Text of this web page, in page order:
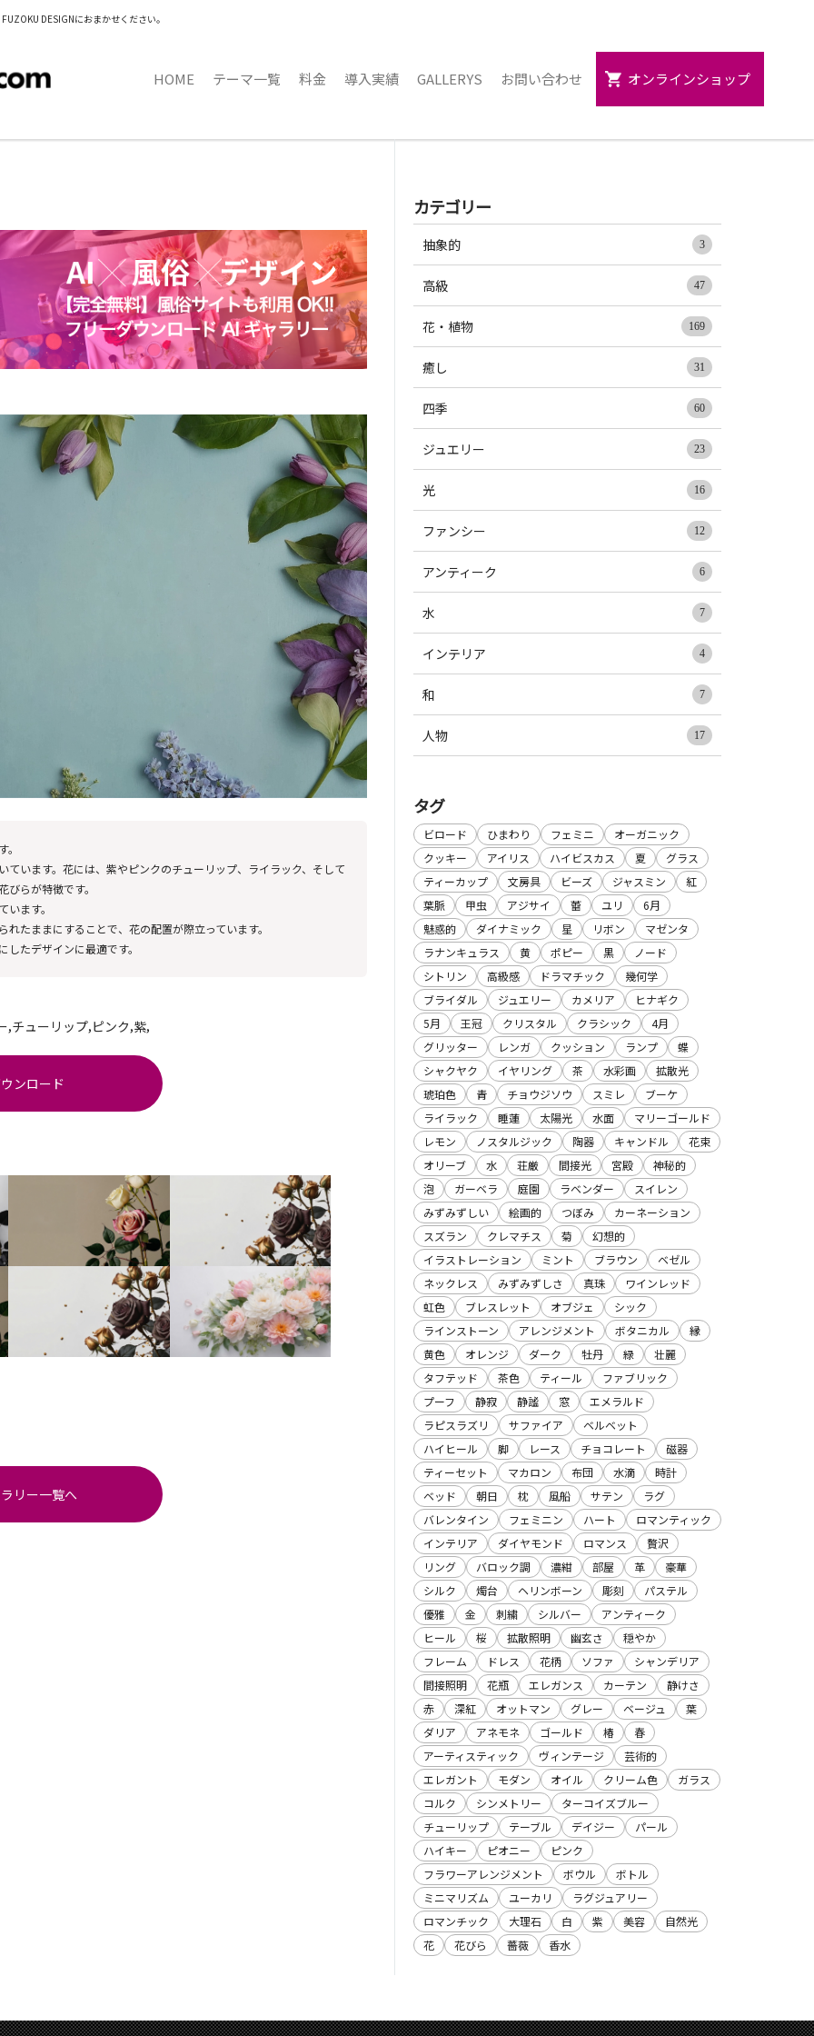
DESIGNにおまかせください。
HOME テーマ一覧 料金 導入実績 GALLERYS お問い合わせ オンラインショップ
います。花には、紫やピンクのチューリップ、ライラック、そして
らが特徴です。
ます。
たままにすることで、花の配置が際立っています。
たデザインに最適です。
,チューリップ,ピンク,紫,
ンロード
リー一覧へ
カテゴリー
抽象的 3
高級 47
花・植物 169
癒し 31
四季 60
ジュエリー 23
光 16
ファンシー 12
アンティーク 6
水 7
インテリア 4
和 7
人物 17
タグ
ビロード ひまわり フェミニ
オーガニック
クッキー
アイリス ハイビスカス 夏
グラス
ティーカップ
文房具 ビーズ ジャスミン
紅
葉脈
甲虫 アジサイ 蕾 ユリ
6月
魅惑的
ダイナミック 星 リボン
マゼンタ
ラナンキュラス
黄 ポピー 黒
ノード
シトリン
高級感 ドラマチック
幾何学
ブライダル
ジュエリー カメリア
ヒナギク
5月
王冠 クリスタル クラシック
4月
グリッター
レンガ クッション ランプ
蝶
シャクヤク
イヤリング 茶 水彩画
拡散光
琥珀色
青 チョウジソウ スミレ
ブーケ
ライラック
睡蓮 太陽光 水面
マリーゴールド
レモン
ノスタルジック 陶器 キャンドル
花束
オリーブ
水 荘厳 間接光 宮殿
神秘的
泡
ガーベラ 庭園 ラベンダー
スイレン
みずみずしい
絵画的 つぼみ
カーネーション
スズラン
クレマチス 菊
幻想的
イラストレーション
ミント ブラウン
ベゼル
ネックレス
みずみずしさ 真珠
ワインレッド
虹色
ブレスレット オブジェ
シック
ラインストーン
アレンジメント ボタニカル
縁
黄色
オレンジ ダーク 牡丹 緑
壮麗
タフテッド
茶色 ティール
ファブリック
プーフ
静寂 静謐 窓
エメラルド
ラピスラズリ
サファイア
ベルベット
ハイヒール
脚 レース チョコレート
磁器
ティーセット
マカロン 布団 水滴
時計
ベッド
朝日 枕 風船 サテン
ラグ
バレンタイン
フェミニン ハート
ロマンティック
インテリア
ダイヤモンド ロマンス
贅沢
リング
バロック調 濃紺 部屋 革
豪華
シルク
燭台 ヘリンボーン 彫刻
パステル
優雅
金 刺繍 シルバー
アンティーク
ヒール
桜 拡散照明 幽玄さ
穏やか
フレーム
ドレス 花柄 ソファ
シャンデリア
間接照明
花瓶 エレガンス カーテン
静けさ
赤
深紅 オットマン グレー ベージュ
葉
ダリア
アネモネ ゴールド 椿
春
アーティスティック
ヴィンテージ
芸術的
エレガント
モダン オイル クリーム色
ガラス
コルク
シンメトリー
ターコイズブルー
チューリップ
テーブル デイジー
パール
ハイキー
ピオニー
ピンク
フラワーアレンジメント
ボウル
ボトル
ミニマリズム
ユーカリ
ラグジュアリー
ロマンチック
大理石 白 紫 美容
自然光
花
花びら 薔薇 香水